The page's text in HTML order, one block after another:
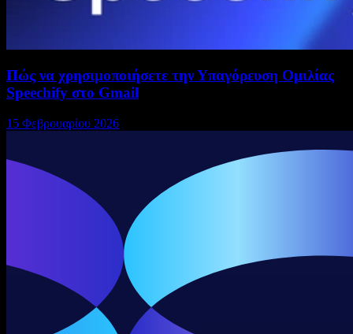
Πώς να χρησιμοποιήσετε την Υπαγόρευση Ομιλίας
Speechify στο Gmail
15 Φεβρουαρίου 2026